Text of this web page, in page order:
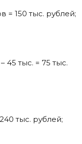
= 150 тыс. рублей;
45 тыс. = 75 тыс.
тыс. рублей;